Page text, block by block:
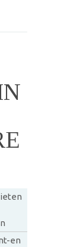
en